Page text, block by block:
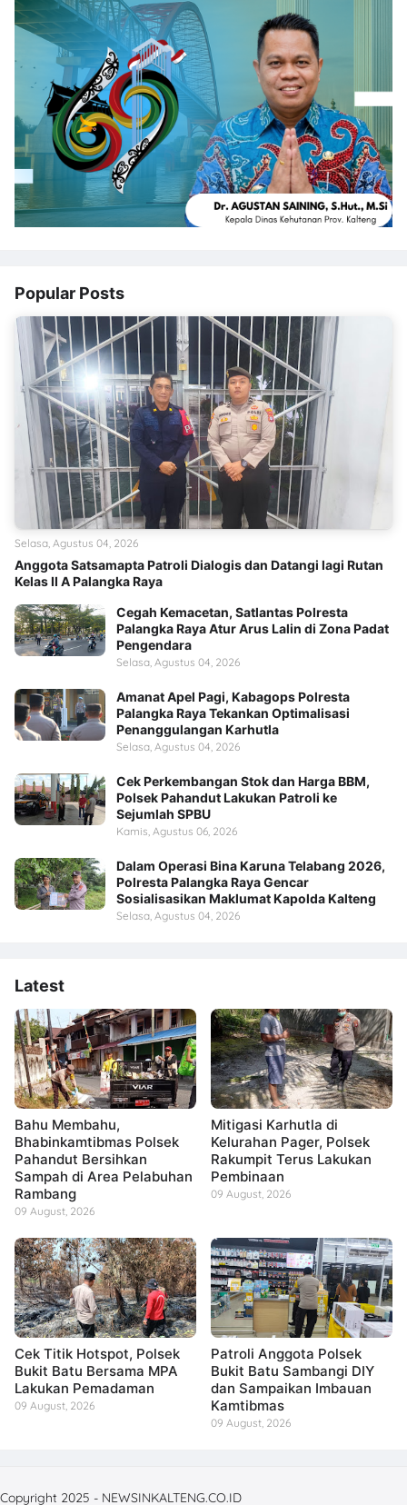
Popular Posts
Anggota Satsamapta Patroli Dialogis dan Datangi lagi Rutan
Kelas II A Palangka Raya
Selasa, Agustus 04, 2026
Cegah Kemacetan, Satlantas Polresta
Palangka Raya Atur Arus Lalin di Zona Padat
Pengendara
Selasa, Agustus 04, 2026
Amanat Apel Pagi, Kabagops Polresta
Palangka Raya Tekankan Optimalisasi
Penanggulangan Karhutla
Selasa, Agustus 04, 2026
Cek Perkembangan Stok dan Harga BBM,
Polsek Pahandut Lakukan Patroli ke
Sejumlah SPBU
Kamis, Agustus 06, 2026
Dalam Operasi Bina Karuna Telabang 2026,
Polresta Palangka Raya Gencar
Sosialisasikan Maklumat Kapolda Kalteng
Selasa, Agustus 04, 2026
Latest
Bahu Membahu,
Bhabinkamtibmas Polsek
Pahandut Bersihkan
Sampah di Area Pelabuhan
Rambang
09 August, 2026
Mitigasi Karhutla di
Kelurahan Pager, Polsek
Rakumpit Terus Lakukan
Pembinaan
09 August, 2026
Cek Titik Hotspot, Polsek
Bukit Batu Bersama MPA
Lakukan Pemadaman
09 August, 2026
Patroli Anggota Polsek
Bukit Batu Sambangi DIY
dan Sampaikan Imbauan
Kamtibmas
09 August, 2026
Copyright 2025 - NEWSINKALTENG.CO.ID